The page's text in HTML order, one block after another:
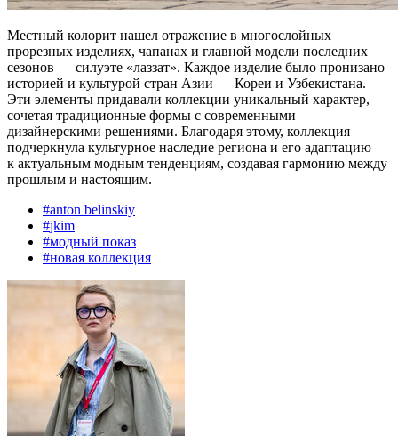
Местный колорит нашел отражение в многослойных
прорезных изделиях, чапанах и главной модели последних
сезонов — силуэте «лаззат». Каждое изделие было пронизано
историей и культурой стран Азии — Кореи и Узбекистана.
Эти элементы придавали коллекции уникальный характер,
сочетая традиционные формы с современными
дизайнерскими решениями. Благодаря этому, коллекция
подчеркнула культурное наследие региона и его адаптацию
к актуальным модным тенденциям, создавая гармонию между
прошлым и настоящим.
#anton belinskiy
#jkim
#модный показ
#новая коллекция